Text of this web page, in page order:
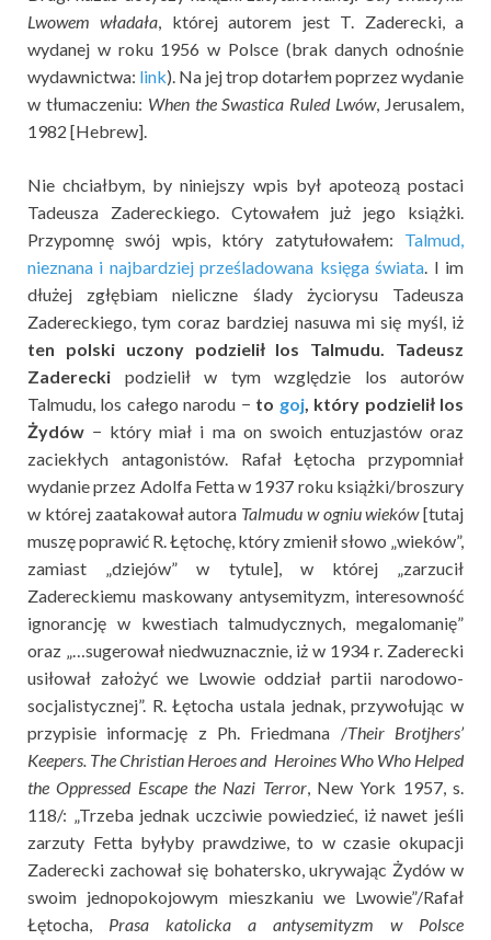
Lwowem władała, której autorem jest T. Zaderecki, a
wydanej w roku 1956 w Polsce (brak danych odnośnie
wydawnictwa: link). Na jej trop dotarłem poprzez wydanie
w tłumaczeniu: When the Swastica Ruled Lwów, Jerusalem,
1982 [Hebrew].
Nie chciałbym, by niniejszy wpis był apoteozą postaci
Tadeusza Zadereckiego. Cytowałem już jego książki.
Przypomnę swój wpis, który zatytułowałem: Talmud,
nieznana i najbardziej prześladowana księga świata. I im
dłużej zgłębiam nieliczne ślady życiorysu Tadeusza
Zadereckiego, tym coraz bardziej nasuwa mi się myśl, iż
ten polski uczony podzielił los Talmudu. Tadeusz
Zaderecki podzielił w tym względzie los autorów
Talmudu, los całego narodu − to goj, który podzielił los
Żydów − który miał i ma on swoich entuzjastów oraz
zaciekłych antagonistów. Rafał Łętocha przypomniał
wydanie przez Adolfa Fetta w 1937 roku książki/broszury
w której zaatakował autora Talmudu w ogniu wieków[tutaj
muszę poprawić R. Łętochę, który zmienił słowo „wieków”,
zamiast „dziejów” w tytule], w której „zarzucił
Zadereckiemu maskowany antysemityzm, interesowność
ignorancję w kwestiach talmudycznych, megalomanię”
oraz „…sugerował niedwuznacznie, iż w 1934 r. Zaderecki
usiłował założyć we Lwowie oddział partii narodowo-
socjalistycznej”. R. Łętocha ustala jednak, przywołując w
przypisie informację z Ph. Friedmana /Their Brotjhers’
Keepers. The Christian Heroes and Heroines Who Who Helped
the Oppressed Escape the Nazi Terror, New York 1957, s.
118/: „Trzeba jednak uczciwie powiedzieć, iż nawet jeśli
zarzuty Fetta byłyby prawdziwe, to w czasie okupacji
Zaderecki zachował się bohatersko, ukrywając Żydów w
swoim jednopokojowym mieszkaniu we Lwowie”/Rafał
Łętocha, Prasa katolicka a antysemityzm w Polsce